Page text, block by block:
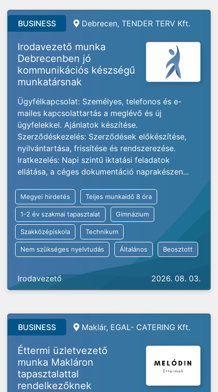
BUSINESS Debrecen, TENDER TERV Kft.
Irodavezető munka
Debrecenben jó
kommunikációs készségű
munkatársnak
Ügyfélkapcsolat: Személyes, telefonos és e-
mailes kapcsolattartás a meglévő és új
ügyfelekkel. Ajánlatok készítése.
Szerződéskezelés: Szerződések előkészítése,
nyilvántartása, frissítése és rendszerezése.
Iratkezelés: Napi szintű iktatási feladatok
ellátása, a céges dokumentáció naprakészen...
Megyei hirdetés Teljes munkaidő 8 óra
1-2 év szakmai tapasztalat Gimnázium
Szakközépiskola Technikum
Nem szükséges nyelvtudás Általános Beosztott
Irodavezető 2026. 08. 03.
BUSINESS Maklár, EGAL- CATERING Kft.
Éttermi üzletvezető
munka Makláron
tapasztalattal
rendelkezőknek